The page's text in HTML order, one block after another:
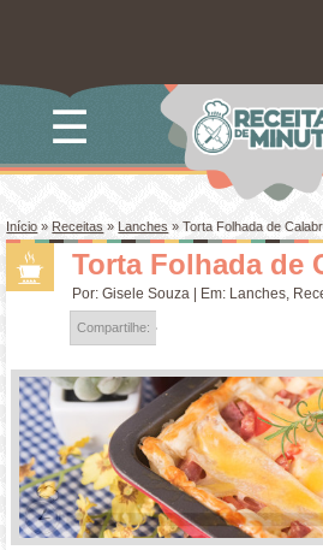
☰
Início»Receitas » Lanches »Torta Folhada de
Torta Folhada de
Por:Gisele Souza | Em: Lanches,
Compartilhe: